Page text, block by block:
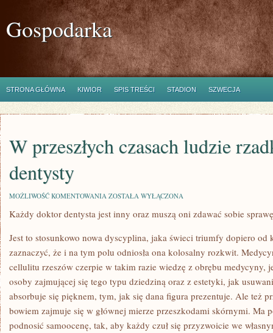
Gospodarka
STRONA GŁÓWNA KIWIOR SPIS TREŚCI STADION SZWECJA
W przeszłych czasach ludzie
dentysty
MOŻLIWOŚĆ KOMENTOWANIA W
CZASACH
LUDZIE
CHODZILI
DO
DENTYSTY
ZOSTAŁA WYŁĄCZONA
Każdy doktor dentysta jest inny oraz muszą oni zdawać sobie sprawę
Jest to stosunkowo nowa dyscyplina, jaka świeci triumfy dopiero od
zaznaczyć, że i na tym polu odniosła ona kolosalny rozkwit.
cellulitu rzeszów czerpie w takim razie wiedzę z obrębu medycyny,
osoby zajmującej się tego typu dziedziną oraz z estetyki, jak
absorbuje się pięknem, tym, jak się dana figura prezentuje. Ale też
bowiem zajmuje się w głównej mierze przeszkodami skórnymi. Ma
podnosić samoocenę, tak, aby każdy czuł się przyzwoicie we